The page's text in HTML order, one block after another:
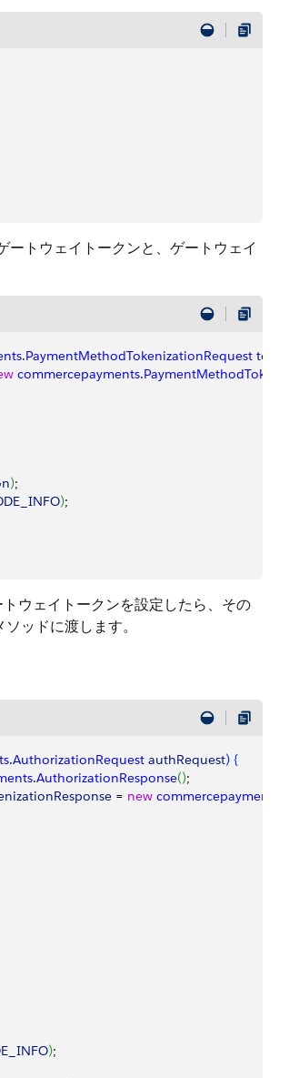
ートウェイトークンと、ゲートウェイ
.PaymentMethodTokenizationRequest
commercepayments.
);
);
ウェイトークンを設定したら、その
ソッドに渡します。
.AuthorizationRequest authRequest) {
.AuthorizationResponse();
= new commercepayments
);